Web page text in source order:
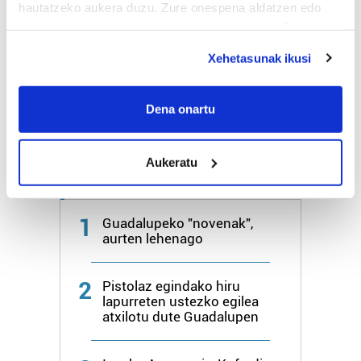
hautatzeko aukera duzu. Zure onespena aldatzen edo
If you allow, we would also like to:
Collect information about your geographical
meters
Identify your device by actively scanning it for
specific characteristics (fingerprinting)
and set your preferences in thedetails section
Guk eta gure bazkideek zure datu pertsonalak
prozesatzen ditugu, zure IP zenbakia, besteak beste,
teknologia erabiliz, cookieak adibidez, iragarki eta eduki
pertsonalizatuak eskaintzeko, iragarkiak eta edukia
neurtzeko, jendeari buruzko informazioa biltzeko eta
Xehetasunak ikusi
Dena onartu
Aukeratu
20º
Irun
Azken 7 egunetako irakurrienak
1
Guadalupeko "novenak",
aurten lehenago
2
Pistolaz egindako hiru
lapurreten ustezko egilea
atxilotu dute Guadalupen